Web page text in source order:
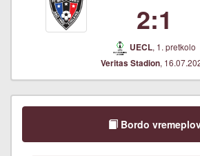
2:1
UECL, 1. pretkolo
Veritas Stadion,
Bordo